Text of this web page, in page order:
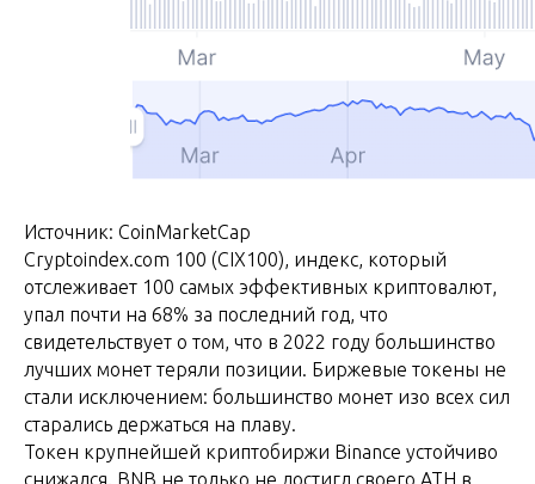
Источник: CoinMarketCap
Cryptoindex.com 100 (CIX100), индекс, который
отслеживает 100 самых эффективных криптовалют,
упал почти на 68% за последний год, что
свидетельствует о том, что в 2022 году большинство
лучших монет теряли позиции. Биржевые токены не
стали исключением: большинство монет изо всех сил
старались держаться на плаву.
Токен крупнейшей криптобиржи Binance устойчиво
снижался. BNB не только не достигл своего ATH в